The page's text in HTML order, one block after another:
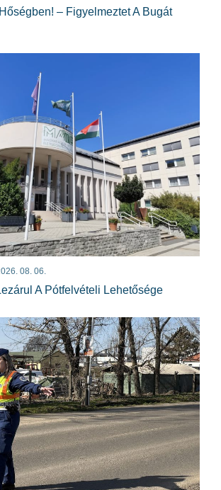
– Figyelmeztet A Bugát
08. 06.
A Pótfelvételi Lehetősége